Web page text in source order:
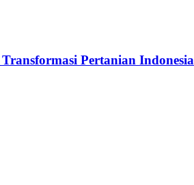
Pertanian Indonesia